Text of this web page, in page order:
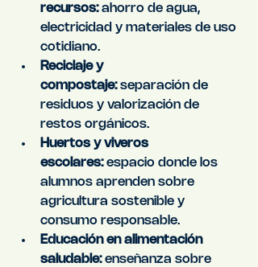
recursos: ahorro de agua,
electricidad y materiales de uso
cotidiano.
Reciclaje y
compostaje: separación de
residuos y valorización de
restos orgánicos.
Huertos y viveros
escolares: espacio donde los
alumnos aprenden sobre
agricultura sostenible y
consumo responsable.
Educación en alimentación
saludable: enseñanza sobre